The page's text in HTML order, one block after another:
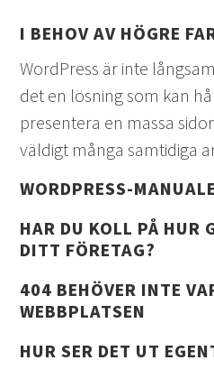
I BEHOV AV HÖGRE
WordPress är inte
det en lösning som kan
presentera en massa
väldigt många samtidiga
WORDPRESS-
HAR DU KOLL PÅ HUR
DITT FÖRETAG?
404 BEHÖVER INTE
WEBBPLATSEN
HUR SER DET UT